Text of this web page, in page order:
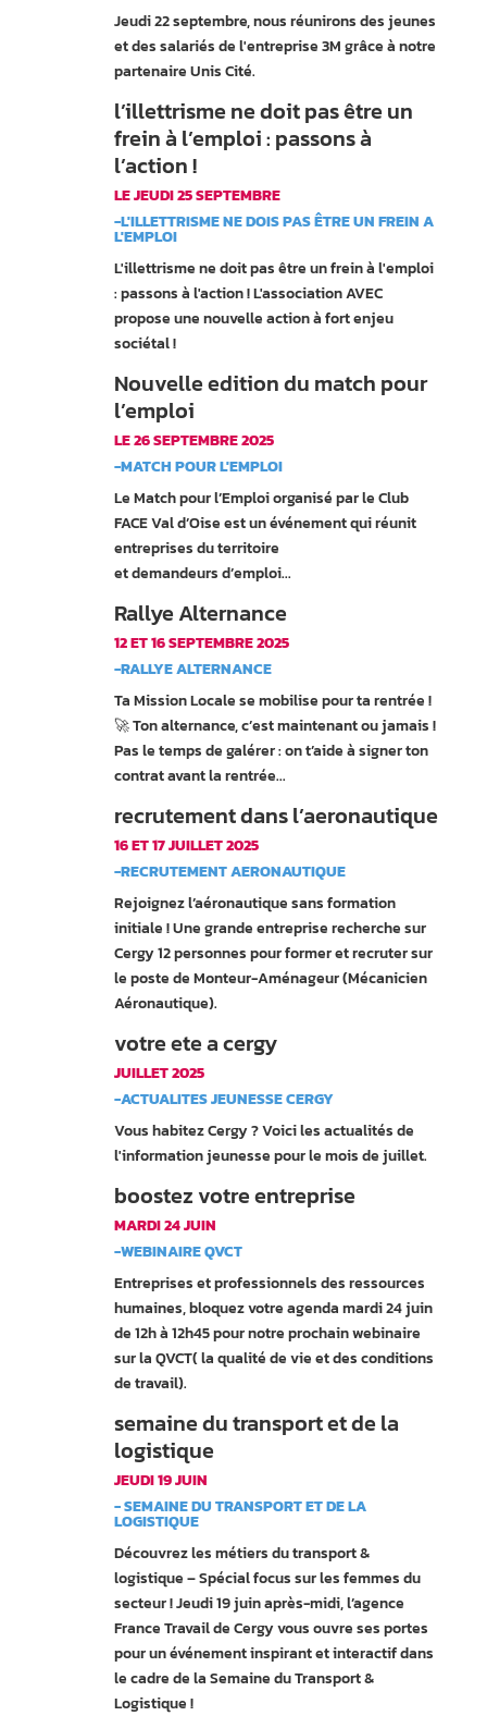
Jeudi 22 septembre, nous réunirons des jeunes
et des salariés de l'entreprise 3M grâce à notre
partenaire Unis Cité.
l’illettrisme ne doit pas être un
frein à l’emploi : passons à
l’action !
LE JEUDI 25 SEPTEMBRE
-L'ILLETTRISME NE DOIS PAS ÊTRE UN FREIN A
L'EMPLOI
L'illettrisme ne doit pas être un frein à l'emploi
: passons à l'action ! L'association AVEC
propose une nouvelle action à fort enjeu
sociétal !
Nouvelle edition du match pour
l’emploi
LE 26 SEPTEMBRE 2025
-MATCH POUR L'EMPLOI
Le Match pour l’Emploi organisé par le Club
FACE Val d’Oise est un événement qui réunit
entreprises du territoire
et demandeurs d’emploi...
Rallye Alternance
12 ET 16 SEPTEMBRE 2025
-RALLYE ALTERNANCE
Ta Mission Locale se mobilise pour ta rentrée !
🚀 Ton alternance, c’est maintenant ou jamais !
Pas le temps de galérer : on t’aide à signer ton
contrat avant la rentrée...
recrutement dans l’aeronautique
16 ET 17 JUILLET 2025
-RECRUTEMENT AERONAUTIQUE
Rejoignez l’aéronautique sans formation
initiale ! Une grande entreprise recherche sur
Cergy 12 personnes pour former et recruter sur
le poste de Monteur-Aménageur (Mécanicien
Aéronautique).
votre ete a cergy
JUILLET 2025
-ACTUALITES JEUNESSE CERGY
Vous habitez Cergy ? Voici les actualités de
l'information jeunesse pour le mois de juillet.
boostez votre entreprise
MARDI 24 JUIN
-WEBINAIRE QVCT
Entreprises et professionnels des ressources
humaines, bloquez votre agenda mardi 24 juin
de 12h à 12h45 pour notre prochain webinaire
sur la QVCT( la qualité de vie et des conditions
de travail).
semaine du transport et de la
logistique
JEUDI 19 JUIN
- SEMAINE DU TRANSPORT ET DE LA
LOGISTIQUE
Découvrez les métiers du transport &
logistique – Spécial focus sur les femmes du
secteur ! Jeudi 19 juin après-midi, l’agence
France Travail de Cergy vous ouvre ses portes
pour un événement inspirant et interactif dans
le cadre de la Semaine du Transport &
Logistique !